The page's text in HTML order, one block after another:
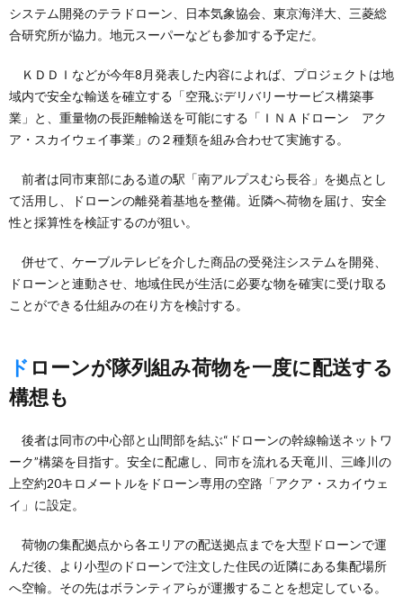
システム開発のテラドローン、日本気象協会、東京海洋大、三菱総
合研究所が協力。地元スーパーなども参加する予定だ。
ＫＤＤＩなどが今年8月発表した内容によれば、プロジェクトは地
域内で安全な輸送を確立する「空飛ぶデリバリーサービス構築事
業」と、重量物の長距離輸送を可能にする「ＩＮＡドローン アク
ア・スカイウェイ事業」の２種類を組み合わせて実施する。
前者は同市東部にある道の駅「南アルプスむら長谷」を拠点とし
て活用し、ドローンの離発着基地を整備。近隣へ荷物を届け、安全
性と採算性を検証するのが狙い。
併せて、ケーブルテレビを介した商品の受発注システムを開発、
ドローンと連動させ、地域住民が生活に必要な物を確実に受け取る
ことができる仕組みの在り方を検討する。
ドローンが隊列組み荷物を一度に配送する
構想も
後者は同市の中心部と山間部を結ぶ“ドローンの幹線輸送ネットワ
ーク”構築を目指す。安全に配慮し、同市を流れる天竜川、三峰川の
上空約20キロメートルをドローン専用の空路「アクア・スカイウェ
イ」に設定。
荷物の集配拠点から各エリアの配送拠点までを大型ドローンで運
んだ後、より小型のドローンで注文した住民の近隣にある集配場所
へ空輸。その先はボランティアらが運搬することを想定している。